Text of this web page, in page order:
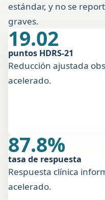
estándar, y no se
graves.
19.02
puntos HDRS-21
Reducción ajustada
acelerado.
87.8%
tasa de respuesta
Respuesta clínica
acelerado.